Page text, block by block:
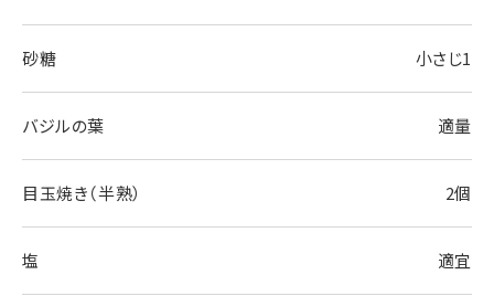
砂糖 小さじ1
バジルの葉 適量
目玉焼き（半熟） 2個
塩 適宜